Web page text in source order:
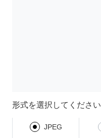
形式を選択してください
JPEG